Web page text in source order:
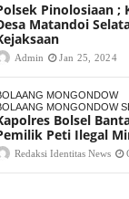
Pinolosiaan ;
Matandoi
Admin Jan 25, 2024
MONGONDOW
MONGONDOW
Bolsel
Peti Ilegal
Redaksi Identitas News